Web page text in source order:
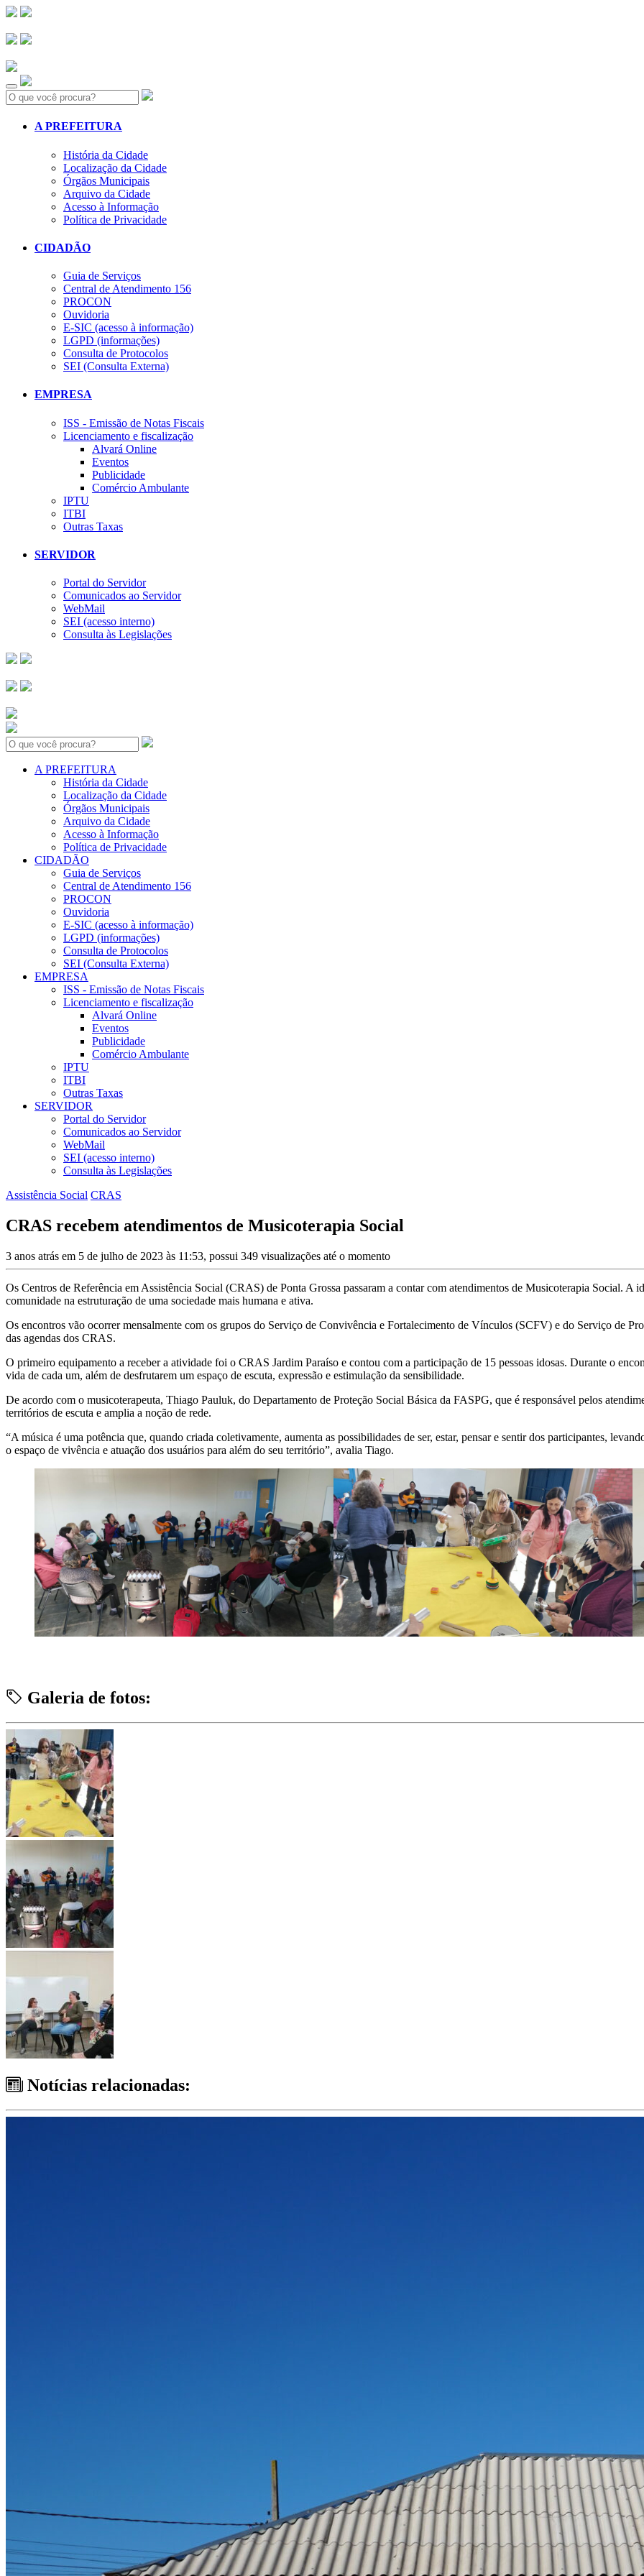
Search:
A PREFEITURA
História da Cidade
Localização da Cidade
Órgãos Municipais
Arquivo da Cidade
Acesso à Informação
Política de Privacidade
CIDADÃO
Guia de Serviços
Central de Atendimento 156
PROCON
Ouvidoria
E-SIC (acesso à informação)
LGPD (informações)
Consulta de Protocolos
SEI (Consulta Externa)
EMPRESA
ISS - Emissão de Notas Fiscais
Licenciamento e fiscalização
Alvará Online
Eventos
Publicidade
Comércio Ambulante
IPTU
ITBI
Outras Taxas
SERVIDOR
Portal do Servidor
Comunicados ao Servidor
WebMail
SEI (acesso interno)
Consulta às Legislações
Search:
A PREFEITURA
História da Cidade
Localização da Cidade
Órgãos Municipais
Arquivo da Cidade
Acesso à Informação
Política de Privacidade
CIDADÃO
Guia de Serviços
Central de Atendimento 156
PROCON
Ouvidoria
E-SIC (acesso à informação)
LGPD (informações)
Consulta de Protocolos
SEI (Consulta Externa)
EMPRESA
ISS - Emissão de Notas Fiscais
Licenciamento e fiscalização
Alvará Online
Eventos
Publicidade
Comércio Ambulante
IPTU
ITBI
Outras Taxas
SERVIDOR
Portal do Servidor
Comunicados ao Servidor
WebMail
SEI (acesso interno)
Consulta às Legislações
Assistência Social CRAS
CRAS recebem atendimentos de Musicoterapia Social
3 anos atrás em 5 de julho de 2023 às 11:53, possui 349 visualizações até o momento
Os Centros de Referência em Assistência Social (CRAS) de Ponta Grossa passaram a contar com atendimentos de Musicoterapia Social. A
comunidade na estruturação de uma sociedade mais humana e ativa.
Os encontros vão ocorrer mensalmente com os grupos do Serviço de Convivência e Fortalecimento de Vínculos (SCFV) e do Serviço de
das agendas dos CRAS.
O primeiro equipamento a receber a atividade foi o CRAS Jardim Paraíso e contou com a participação de 15 pessoas idosas. Durante o
vida de cada um, além de desfrutarem um espaço de escuta, expressão e estimulação da sensibilidade.
De acordo com o musicoterapeuta, Thiago Pauluk, do Departamento de Proteção Social Básica da FASPG, que é responsável pelos
territórios de escuta e amplia a noção de rede.
“A música é uma potência que, quando criada coletivamente, aumenta as possibilidades de ser, estar, pensar e sentir dos participantes,
o espaço de vivência e atuação dos usuários para além do seu território”, avalia Tiago.
Galeria de fotos:
Notícias relacionadas: